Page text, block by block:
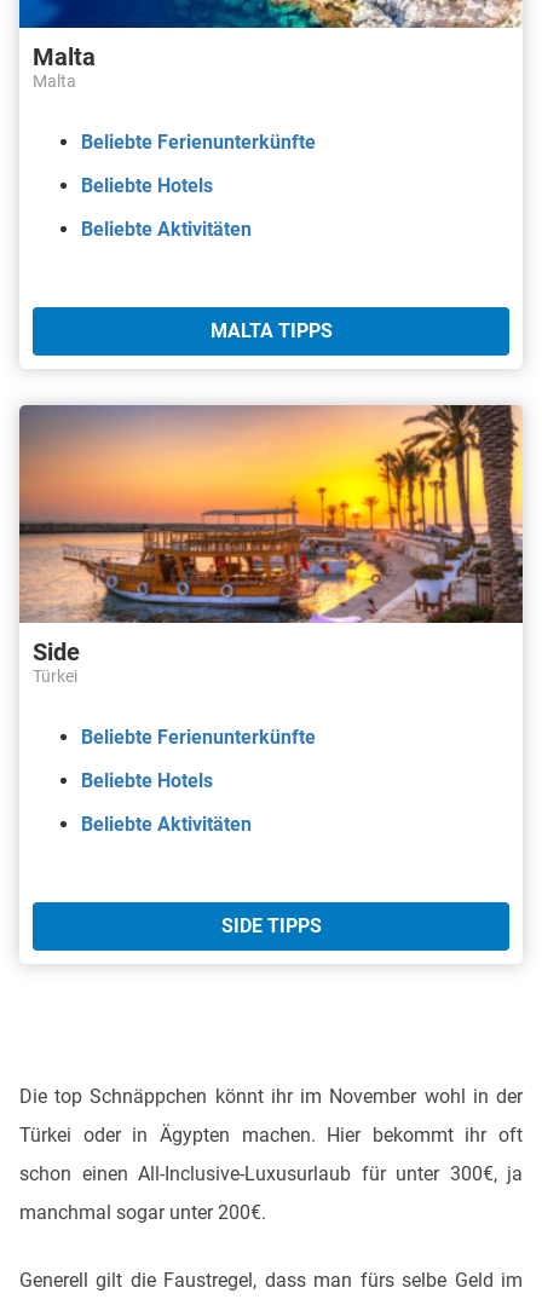
Malta
Malta
Beliebte Ferienunterkünfte
Beliebte Hotels
Beliebte Aktivitäten
MALTA TIPPS
Side
Türkei
Beliebte Ferienunterkünfte
Beliebte Hotels
Beliebte Aktivitäten
SIDE TIPPS
Die top Schnäppchen könnt ihr im November wohl in der
Türkei oder in Ägypten machen. Hier bekommt ihr oft
schon einen All-Inclusive-Luxusurlaub für unter 300€, ja
manchmal sogar unter 200€.
Generell gilt die Faustregel, dass man fürs selbe Geld im